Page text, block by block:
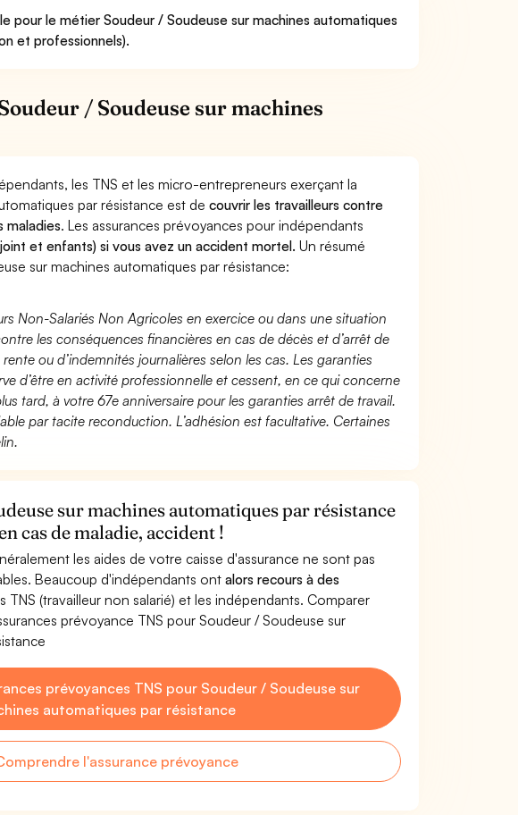
pour le métier Soudeur / Soudeuse sur machines automatiques
et professionnels).
/ Soudeuse sur machines
les TNS et les micro-entrepreneurs exerçant la
par résistance est decouvrir les travailleurs contre
maladies. Les assurances prévoyances pour indépendants
et enfants) si vous avez un accident mortel. Un résumé
sur machines automatiques par résistance:
Non-Salariés Non Agricoles en exercice ou dans une situation
les conséquences financières en cas de décès et d’arrêt de
ou d’indemnités journalières selon les cas. Les garanties
d’être en activité professionnelle et cessent, en ce qui concerne
tard, à votre 67e anniversaire pour les garanties arrêt de travail.
par tacite reconduction. L’adhésion est facultative. Certaines
sur machines automatiques par résistance
cas de maladie, accident !
les aides de votre caisse d'assurance ne sont pas
Beaucoup d'indépendants ontalors recours à des
TNS (travailleur non salarié) et les indépendants. Comparer
prévoyance TNS pour Soudeur / Soudeuse sur
prévoyances TNS pour Soudeur / Soudeuse sur
automatiques par résistance
l'assurance prévoyance